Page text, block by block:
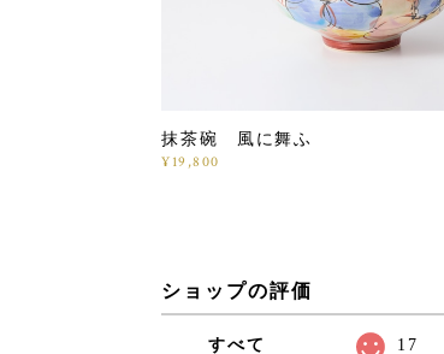
抹茶碗 風に舞ふ
¥19,800
ショップの評価
すべて 17